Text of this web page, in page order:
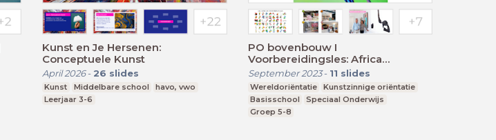
Kunst en Je Hersenen:
Conceptuele Kunst
April 2026- 26 slides
Kunst Middelbare school
havo, vwo
Leerjaar 3-6
PO bovenbouw I
Voorbereidingsles: Africa
Supernova
September 2023- 11 slides
Wereldoriëntatie
Kunstzinnige oriëntatie
Basisschool
Speciaal Onderwijs
Groep 5-8